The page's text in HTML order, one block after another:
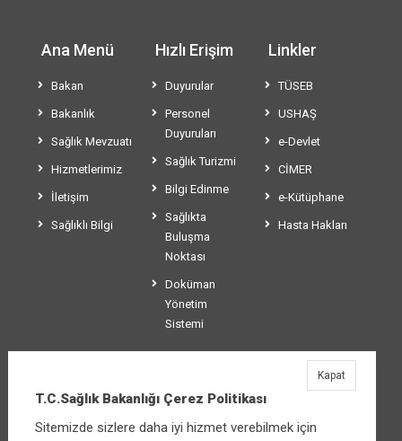
Ana Menü
Bakan
Bakanlık
Sağlık Mevzuatı
Hizmetlerimiz
İletişim
Sağlıklı Bilgi
Hızlı Erişim
Duyurular
Personel
Duyuruları
Sağlık Turizmi
Bilgi Edinme
Sağlıkta
Buluşma
Noktası
Doküman
Yönetim
Sistemi
Linkler
TÜSEB
USHAŞ
e-Devlet
CİMER
e-Kütüphane
Hasta Hakları
T.C.Sağlık Bakanlığı
Üniversiteler Mahallesi Şehit Mehmet Bayraktar
Caddesi No:3 Çankaya/Ankara
T.C.Sağlık Bakanlığı Çerez Politikası
Sitemizde sizlere daha iyi hizmet verebilmek için
Kapat